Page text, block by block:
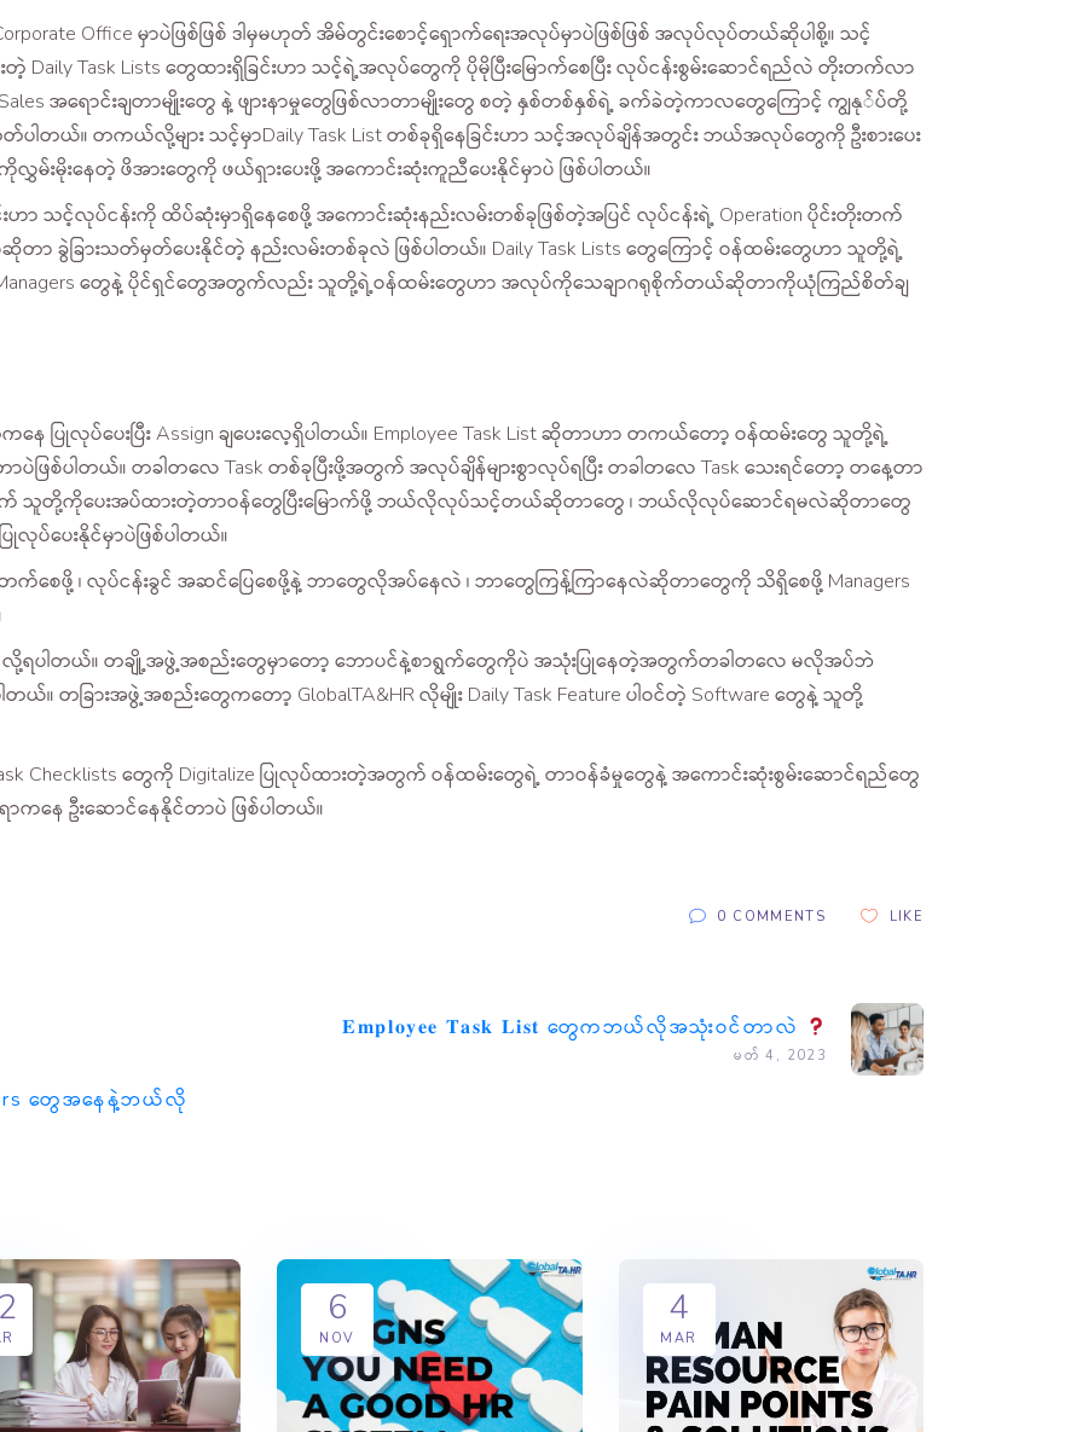
Office မှာပဲဖြစ်ဖြစ် ဒါမှမဟုတ် အိမ်တွင်းစောင့်ရှောက်ရေးအလုပ်မှာပဲဖြစ်ဖြစ် အလုပ်လုပ်တယ်ဆိုပါစို့။ သင့်
Daily Task Lists တွေထားရှိခြင်းဟာ သင့်ရဲ့အလုပ်တွေကို ပိုမိုပြီးမြောက်စေပြီး လုပ်ငန်းစွမ်းဆောင်ရည်လဲ တိုးတက်လာ
၊ Sales အရောင်းချတာမျိုးတွေ နဲ့ ဖျားနာမှုတွေဖြစ်လာတာမျိုးတွေ စတဲ့ နှစ်တစ်နှစ်ရဲ့ ခက်ခဲတဲ့ကာလတွေကြောင့် ကျွနု်ပ်တို့
ါတယ်။ တကယ်လို့များ သင့်မှာDaily Task List တစ်ခုရှိနေခြင်းဟာ သင့်အလုပ်ချိန်အတွင်း ဘယ်အလုပ်တွေကို ဦးစားပေး
မ်းမိုးနေတဲ့ ဖိအားတွေကို ဖယ်ရှားပေးဖို့ အကောင်းဆုံးကူညီပေးနိုင်မှာပဲ ဖြစ်ပါတယ်။
ာ သင့်လုပ်ငန်းကို ထိပ်ဆုံးမှာရှိနေစေဖို့ အကောင်းဆုံးနည်းလမ်းတစ်ခုဖြစ်တဲ့အပြင် လုပ်ငန်းရဲ့ Operation ပိုင်းတိုးတက်
ြားသတ်မှတ်ပေးနိုင်တဲ့ နည်းလမ်းတစ်ခုလဲ ဖြစ်ပါတယ်။ Daily Task Lists တွေကြောင့် ဝန်ထမ်းတွေဟာ သူတို့ရဲ့
တွေနဲ့ ပိုင်ရှင်တွေအတွက်လည်း သူတို့ရဲ့ဝန်ထမ်းတွေဟာ အလုပ်ကိုသေချာဂရုစိုက်တယ်ဆိုတာကိုယုံကြည်စိတ်ချ
ကနေ ပြုလုပ်ပေးပြီး Assign ချပေးလေ့ရှိပါတယ်။ Employee Task List ဆိုတာဟာ တကယ်တော့ ဝန်ထမ်းတွေ သူတို့ရဲ့
ဖြစ်ပါတယ်။ တခါတလေ Task တစ်ခုပြီးဖို့အတွက် အလုပ်ချိန်များစွာလုပ်ရပြီး တခါတလေ Task သေးရင်တော့ တနေ့တာ
အတွက် သူတို့ကိုပေးအပ်ထားတဲ့တာဝန်တွေပြီးမြောက်ဖို့ ဘယ်လိုလုပ်သင့်တယ်ဆိုတာတွေ ၊ ဘယ်လိုလုပ်ဆောင်ရမလဲဆိုတာတွေ
ပ်ပေးနိုင်မှာပဲဖြစ်ပါတယ်။
စေဖို့ ၊ လုပ်ငန်းခွင် အဆင်ပြေစေဖို့နဲ့ ဘာတွေလိုအပ်နေလဲ ၊ ဘာတွေကြန့်ကြာနေလဲဆိုတာတွေကို သိရှိစေဖို့ Managers
ောင်လို့ရပါတယ်။ တချို့အဖွဲ့အစည်းတွေမှာတော့ ဘောပင်နဲ့စာရွက်တွေကိုပဲ အသုံးပြုနေတဲ့အတွက်တခါတလေ မလိုအပ်ဘဲ
တခြားအဖွဲ့အစည်းတွေကတော့ GlobalTA&HR လိုမျိုး Daily Task Feature ပါဝင်တဲ့ Software တွေနဲ့ သူတို့
Checklists တွေကို Digitalize ပြုလုပ်ထားတဲ့အတွက် ဝန်ထမ်းတွေရဲ့ တာဝန်ခံမှုတွေနဲ့ အကောင်းဆုံးစွမ်းဆောင်ရည်တွေ
ကနေ ဦးဆောင်နေနိုင်တာပဲ ဖြစ်ပါတယ်။
0 COMMENTS LIKE
တွေအနေနဲ့ဘယ်လို
𝐄𝐦𝐩𝐥𝐨𝐲𝐞𝐞 𝐓𝐚𝐬𝐤 𝐋𝐢𝐬𝐭 တွေကဘယ်လိုအသုံးဝင်တာလဲ
မတ် 4, 2023
6
NOV
4
MAR